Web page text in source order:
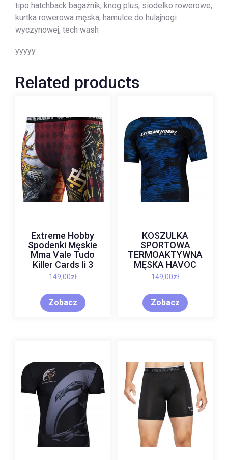
tipo hatchback bagażnik, knog plus, siodelko rowerowe,
kurtka rowerowa męska, hamulce do hulajnogi
wyczynowej, tech wash
yyyyy
Related products
Extreme Hobby
Spodenki Męskie
Mma Vale Tudo
Killer Cards Ii 3
149,00zł
Zobacz
KOSZULKA
SPORTOWA
TERMOAKTYWNA
MĘSKA HAVOC
149,00zł
Zobacz